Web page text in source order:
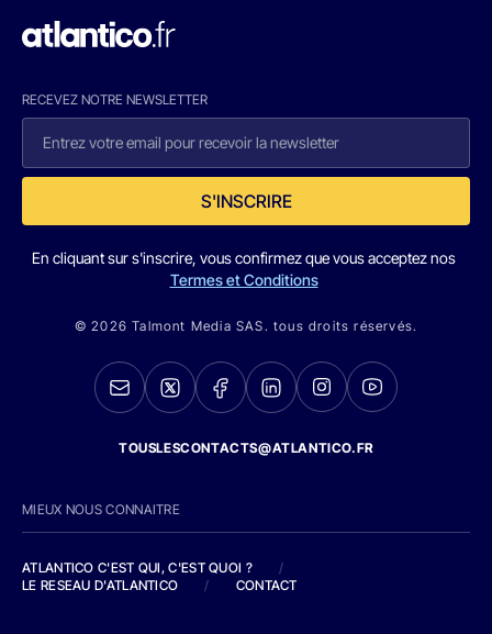
RECEVEZ NOTRE NEWSLETTER
S'INSCRIRE
En cliquant sur s'inscrire, vous confirmez que vous acceptez nos
Termes et Conditions
© 2026 Talmont Media SAS. tous droits réservés.
TOUSLESCONTACTS@ATLANTICO.FR
MIEUX NOUS CONNAITRE
ATLANTICO C'EST QUI, C'EST QUOI ?
/
LE RESEAU D'ATLANTICO
/ CONTACT